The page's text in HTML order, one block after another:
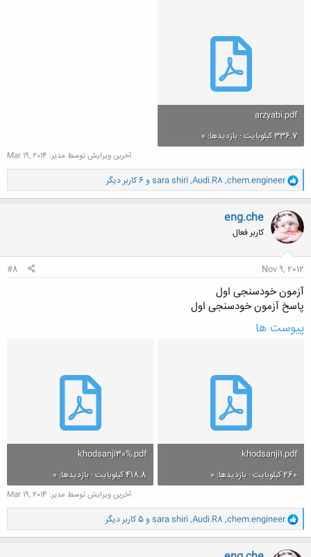
arzyabi.pdf
336.7 کیلوبایت · بازدیدها: 0
آخرین ویرایش توسط مدیر: Mar 19, 2014
و
ا
ک
ن
ش
ه
ا
chem.engineer
,
Audi.R8
,
sara shiri و 6 کاربر دیگر
eng.che
کاربر فعال
Nov 9, 2012
#8
آزمون خودسنجی اول
پاسخ آزمون خودسنجی اول
پیوست ها
khodsanji1.pdf
260 کیلوبایت · بازدیدها: 0
khodsanji30%.pdf
418.8 کیلوبایت · بازدیدها: 0
آخرین ویرایش توسط مدیر: Mar 19, 2014
و
ا
ک
ن
chem.engineer
,
Audi.R8
,
sara shiri و 5 کاربر دیگر